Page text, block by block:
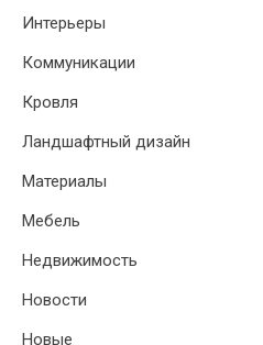
Интерьеры
Коммуникации
Кровля
Ландшафтный дизайн
Материалы
Мебель
Недвижимость
Новости
Новые